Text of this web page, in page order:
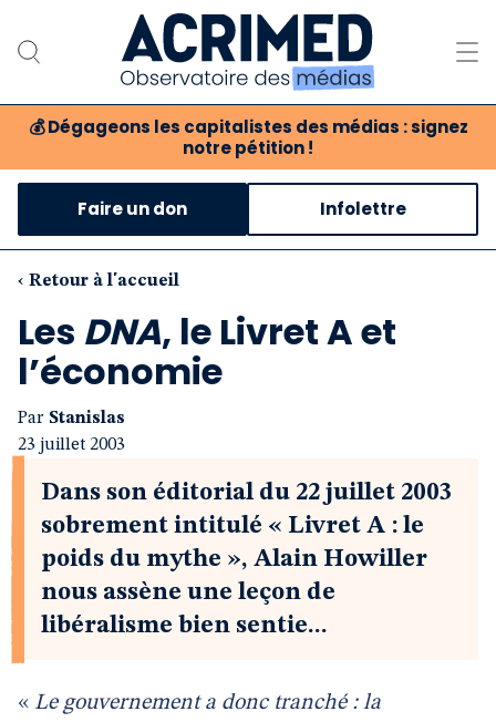
💰 Dégageons les capitalistes des médias : signez
notre pétition !
Notre association
Notre critique des médias
Nos propositions
Notre revue
Boutique
Faire un don Infolettre
‹ Retour à l'accueil
Les DNA, le Livret A et
l’économie
Par Stanislas
23 juillet 2003
Dans son éditorial du 22 juillet 2003
sobrement intitulé « Livret A : le
poids du mythe », Alain Howiller
nous assène une leçon de
libéralisme bien sentie...
« Le gouvernement a donc tranché : la